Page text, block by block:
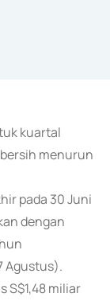
kuartal
menurun
pada 30 Juni
dengan
Agustus).
S$1,48 miliar